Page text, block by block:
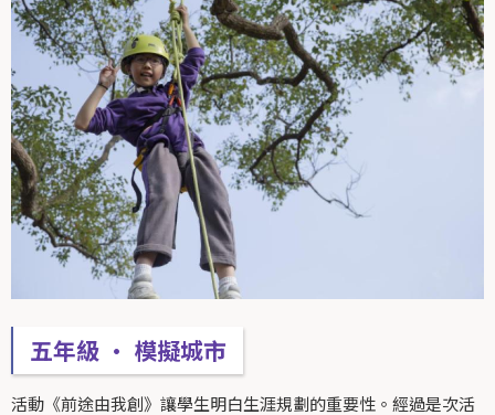
五年級 • 模擬城市
活動《前途由我創》讓學生明白生涯規劃的重要性。經過是次活